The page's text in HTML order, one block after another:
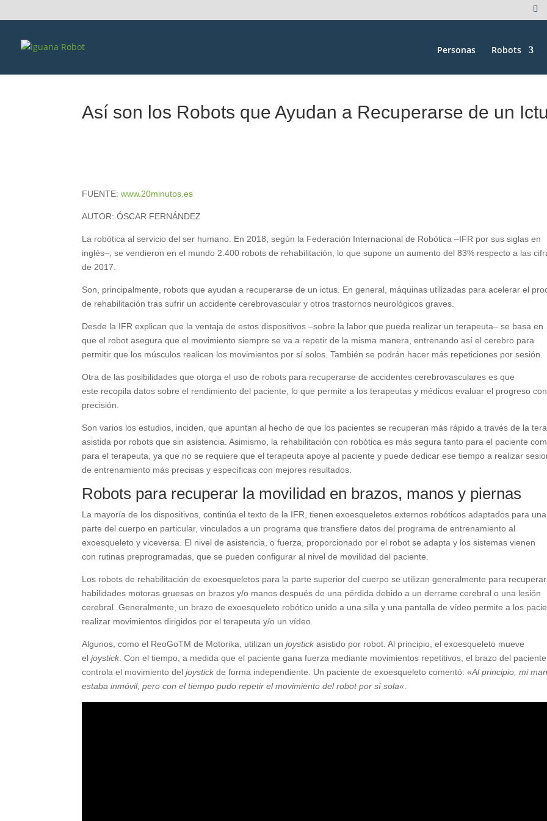
Personas Robots
Así son los Robots que Ayudan a Recuperarse de un
FUENTE:www.20minutos.es
AUTOR: ÓSCAR FERNÁNDEZ
La robótica al servicio del ser humano. En 2018, según la Federación Internacional de Robótica –IFR por sus siglas en
inglés–, se vendieron en el mundo 2.400 robots de rehabilitación, lo que supone un aumento del 83% respecto a las
de 2017.
Son, principalmente, robots que ayudan a recuperarse de un ictus. En general, máquinas utilizadas para acelerar el
de rehabilitación tras sufrir un accidente cerebrovascular y otros trastornos neurológicos graves.
Desde la IFR explican que la ventaja de estos dispositivos –sobre la labor que pueda realizar un terapeuta– se basa en
que el robot asegura que el movimiento siempre se va a repetir de la misma manera, entrenando así el cerebro para
permitir que los músculos realicen los movimientos por sí solos. También se podrán hacer más repeticiones por sesión.
Otra de las posibilidades que otorga el uso de robots para recuperarse de accidentes cerebrovasculares es que
este recopila datos sobre el rendimiento del paciente, lo que permite a los terapeutas y médicos evaluar el progreso con
precisión.
Son varios los estudios, inciden, que apuntan al hecho de que los pacientes se recuperan más rápido a través de la
asistida por robots que sin asistencia. Asimismo, la rehabilitación con robótica es más segura tanto para el paciente
para el terapeuta, ya que no se requiere que el terapeuta apoye al paciente y puede dedicar ese tiempo a realizar
de entrenamiento más precisas y específicas con mejores resultados.
Robots para recuperar la movilidad en brazos, manos y piernas
La mayoría de los dispositivos, continúa el texto de la IFR, tienen exoesqueletos externos robóticos adaptados para una
parte del cuerpo en particular, vinculados a un programa que transfiere datos del programa de entrenamiento al
exoesqueleto y viceversa. El nivel de asistencia, o fuerza, proporcionado por el robot se adapta y los sistemas vienen
con rutinas preprogramadas, que se pueden configurar al nivel de movilidad del paciente.
Los robots de rehabilitación de exoesqueletos para la parte superior del cuerpo se utilizan generalmente para
habilidades motoras gruesas en brazos y/o manos después de una pérdida debido a un derrame cerebral o una lesión
cerebral. Generalmente, un brazo de exoesqueleto robótico unido a una silla y una pantalla de vídeo permite a los
realizar movimientos dirigidos por el terapeuta y/o un vídeo.
Algunos, como el ReoGoTM de Motorika, utilizan unjoystick asistido por robot. Al principio, el exoesqueleto mueve
eljoystick . Con el tiempo, a medida que el paciente gana fuerza mediante movimientos repetitivos, el brazo del paciente
controla el movimiento deljoystick de forma independiente. Un paciente de exoesqueleto comentó: «Al principio, mi
estaba inmóvil, pero con el tiempo pudo repetir el movimiento del robot por sí sola«.